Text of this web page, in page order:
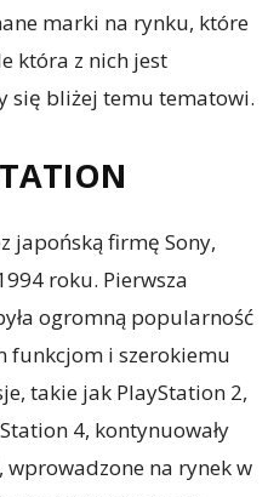
marki na rynku, które
która z nich jest
się bliżej temu tematowi.
japońską firmę Sony,
roku. Pierwsza
ogromną popularność
funkcjom i szerokiemu
takie jak PlayStation 2,
4, kontynuowały
wprowadzone na rynek w